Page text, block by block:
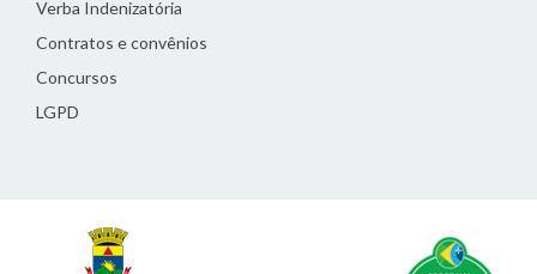
Verba Indenizatória
Contratos e convênios
Concursos
LGPD